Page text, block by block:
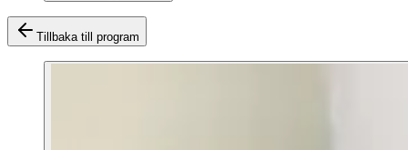
Tillbaka till program